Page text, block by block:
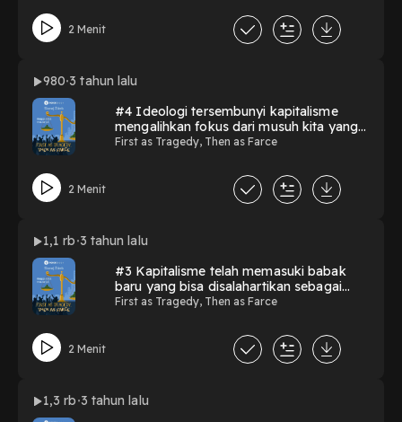
2 Menit
980 3 tahun lalu
#4 Ideologi tersembunyi kapitalisme
mengalihkan fokus dari musuh kita yang
sebenarnya.
First as Tragedy, Then as Farce
2 Menit
1,1 rb 3 tahun lalu
#3 Kapitalisme telah memasuki babak
baru yang bisa disalahartikan sebagai
egalitarian.
First as Tragedy, Then as Farce
2 Menit
1,3 rb 3 tahun lalu